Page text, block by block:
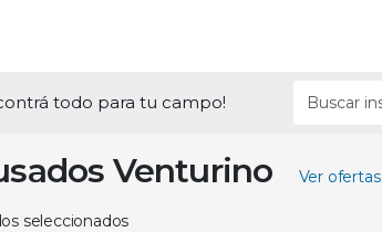
todo para tu campo!
Venturino Ver ofertas
seleccionados